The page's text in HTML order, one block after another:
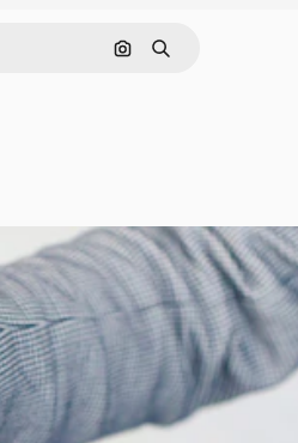
Pesquisar por imagem
Buscar